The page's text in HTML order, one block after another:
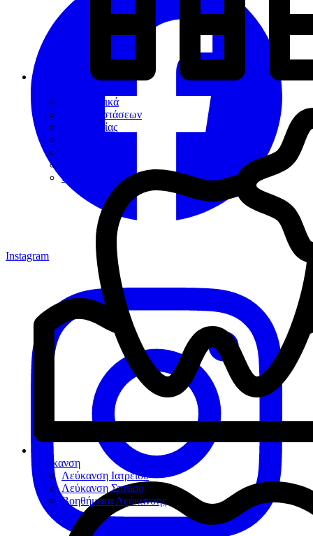
Διαγνωστικά
Αποκαταστάσεων
Ενδοδοντίας
Προσθετικής
Λεύκανση
Λεύκανση Ιατρείου
Λεύκανση Σπιτιού
Βοηθήματα Λεύκανσης
Instagram